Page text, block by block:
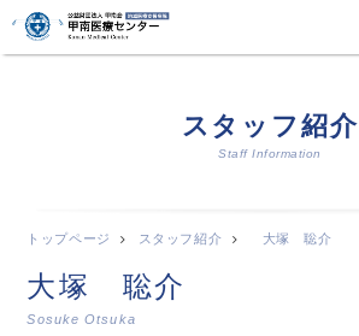
スタッフ紹介
Staff Information
トップページ スタッフ紹介 大塚 聡介
大塚 聡介
Sosuke Otsuka